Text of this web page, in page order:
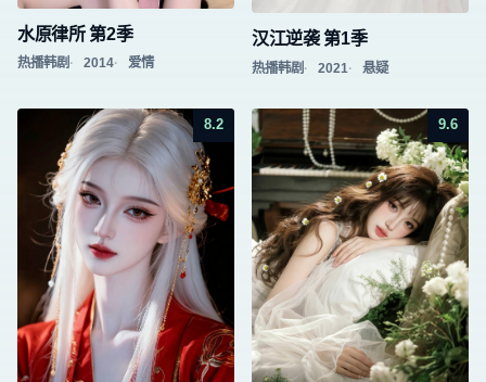
水原律所 第2季
热播韩剧 2014 爱情
汉江逆袭 第1季
热播韩剧 2021 悬疑
8.2 9.6